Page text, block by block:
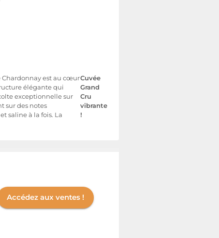
Chardonnay est au cœur
élégante qui
exceptionnelle sur
sur des notes
saline à la fois. La
Cuvée
Grand
Cru
vibrante
!
Accédez aux ventes !